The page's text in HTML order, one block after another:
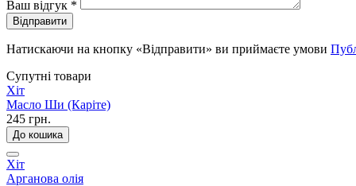
Ваш відгук *
Відправити
Натискаючи на кнопку «Відправити» ви приймаєте умови
Супутні товари
Хіт
Масло Ши (Каріте)
245 грн.
До кошика
Хіт
Арганова олія